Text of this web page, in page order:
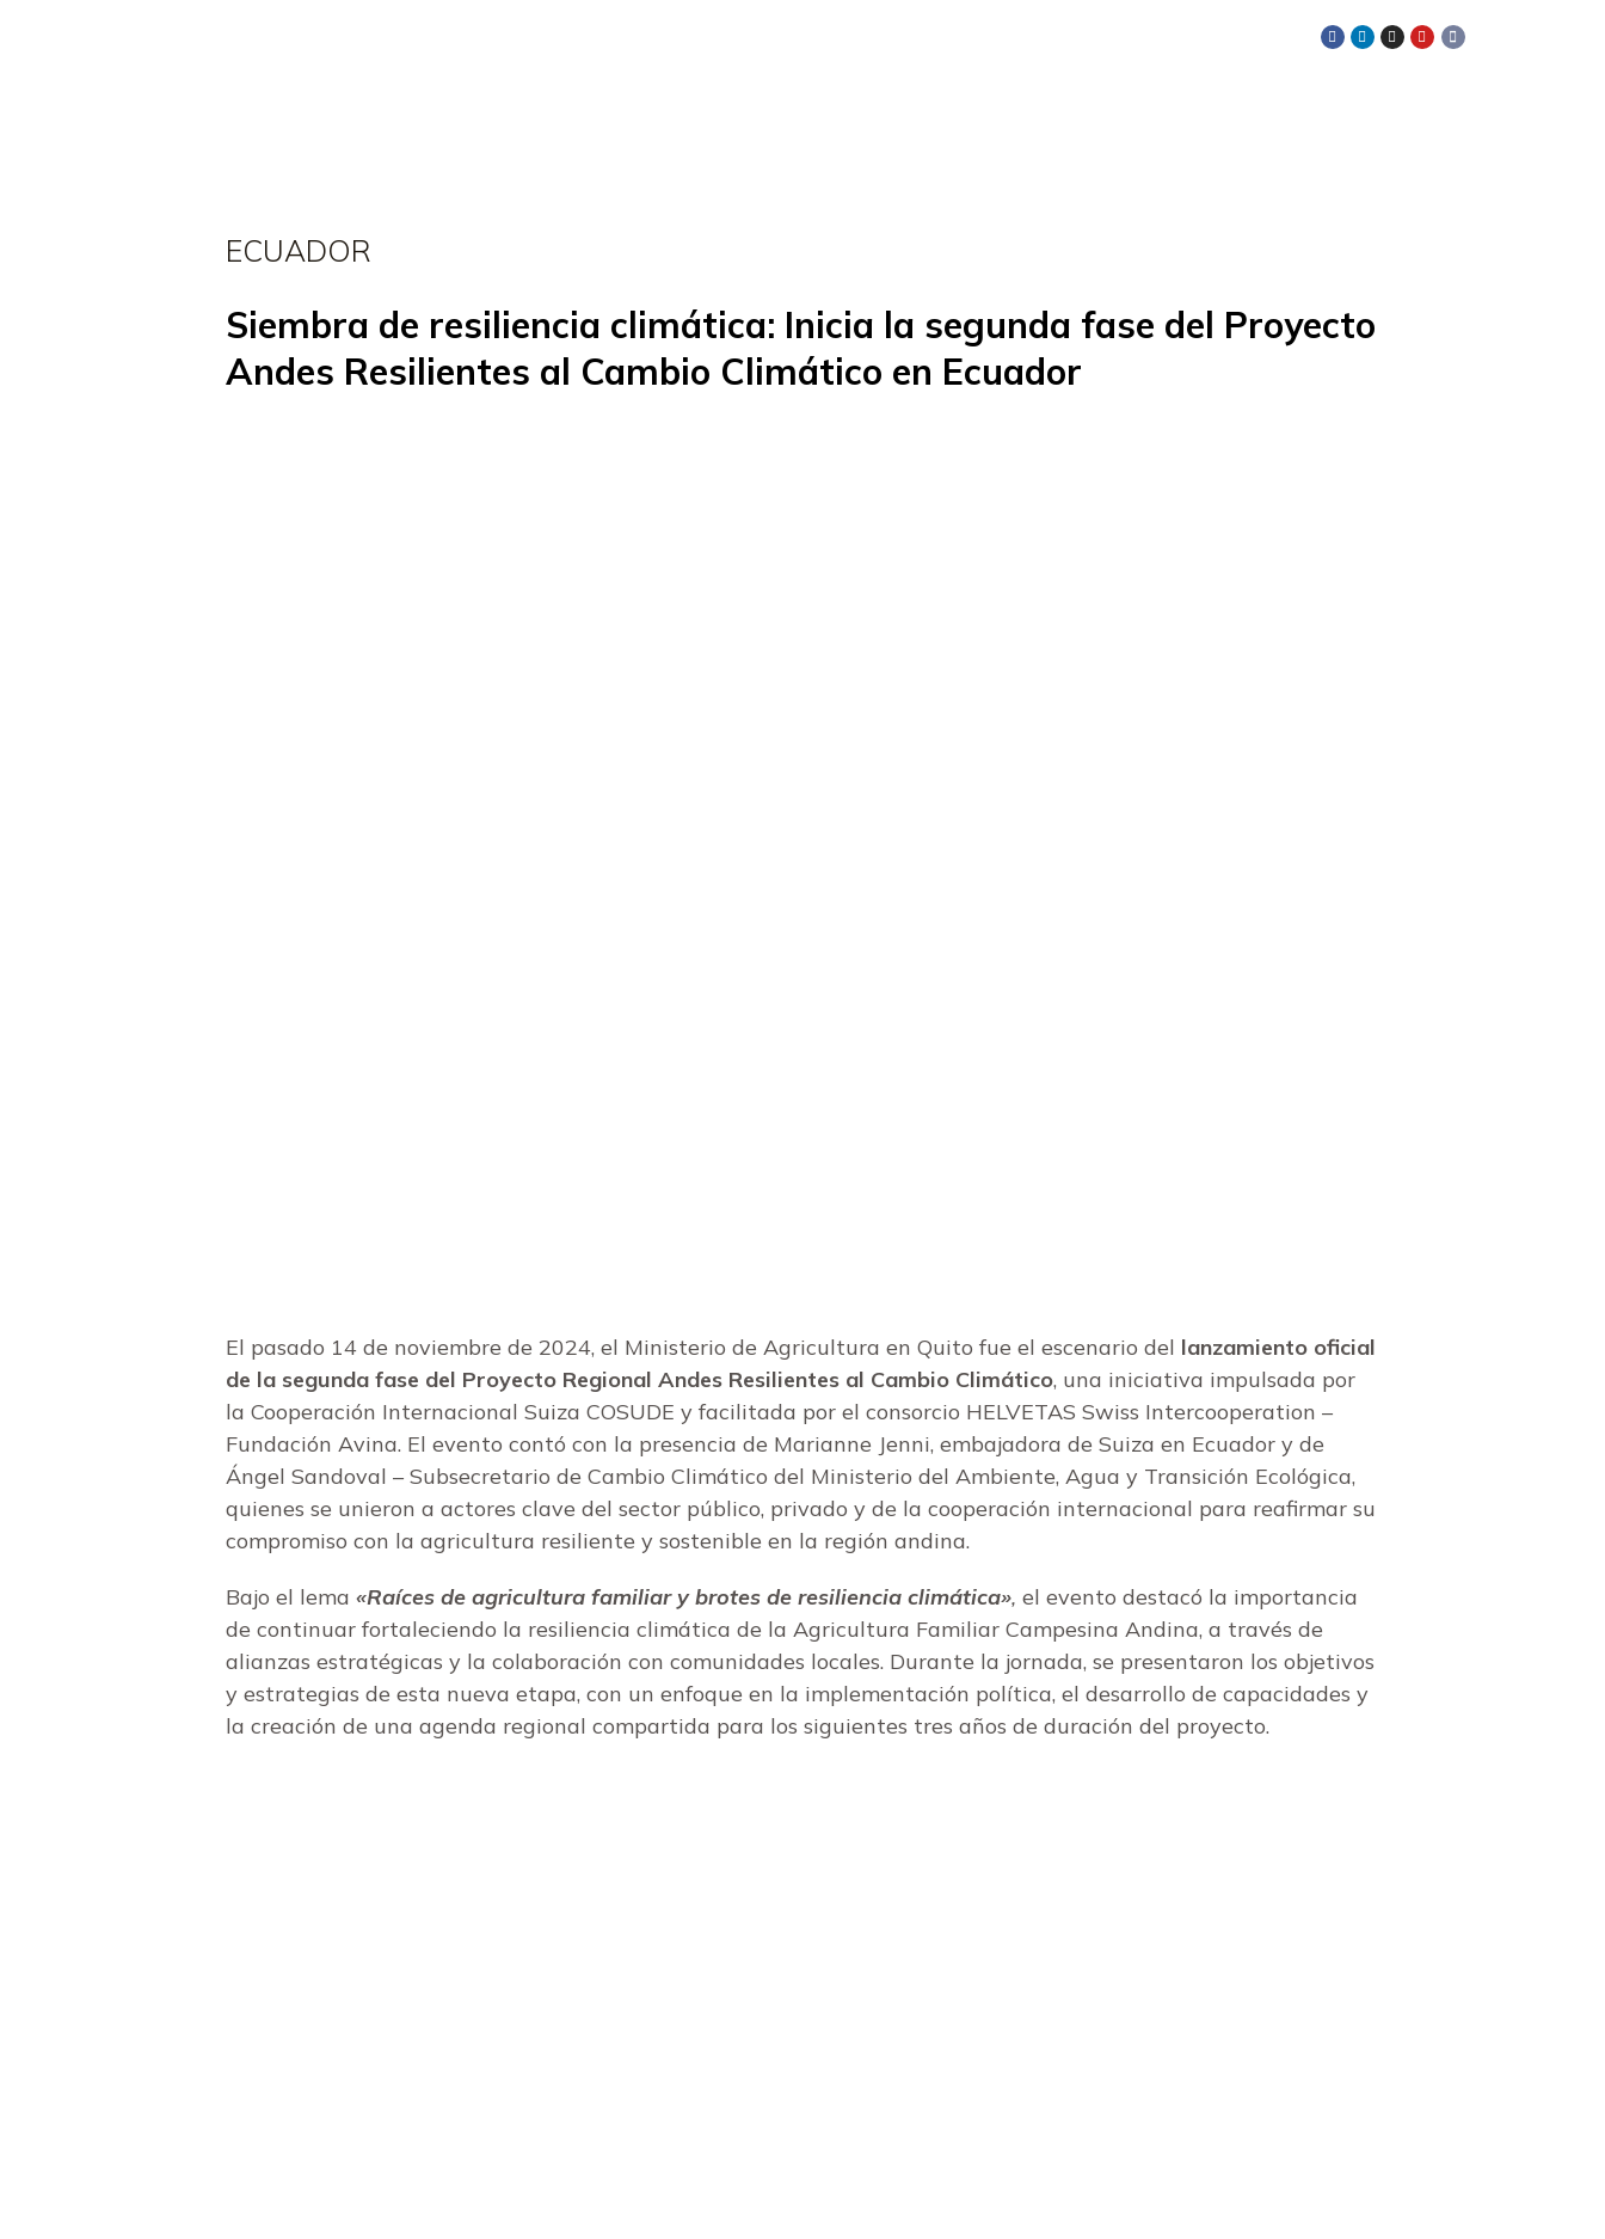
ECUADOR
Siembra de resiliencia climática: Inicia la segunda fase del Proyecto
Andes Resilientes al Cambio Climático en Ecuador
El pasado 14 de noviembre de 2024, el Ministerio de Agricultura en Quito fue el escenario del lanzamiento oficial
de la segunda fase del Proyecto Regional Andes Resilientes al Cambio Climático, una iniciativa impulsada por
la Cooperación Internacional Suiza COSUDE y facilitada por el consorcio HELVETAS Swiss Intercooperation –
Fundación Avina. El evento contó con la presencia de Marianne Jenni, embajadora de Suiza en Ecuador y de
Ángel Sandoval – Subsecretario de Cambio Climático del Ministerio del Ambiente, Agua y Transición Ecológica,
quienes se unieron a actores clave del sector público, privado y de la cooperación internacional para reafirmar su
compromiso con la agricultura resiliente y sostenible en la región andina.
Bajo el lema «Raíces de agricultura familiar y brotes de resiliencia climática», el evento destacó la importancia
de continuar fortaleciendo la resiliencia climática de la Agricultura Familiar Campesina Andina, a través de
alianzas estratégicas y la colaboración con comunidades locales. Durante la jornada, se presentaron los objetivos
y estrategias de esta nueva etapa, con un enfoque en la implementación política, el desarrollo de capacidades y
la creación de una agenda regional compartida para los siguientes tres años de duración del proyecto.